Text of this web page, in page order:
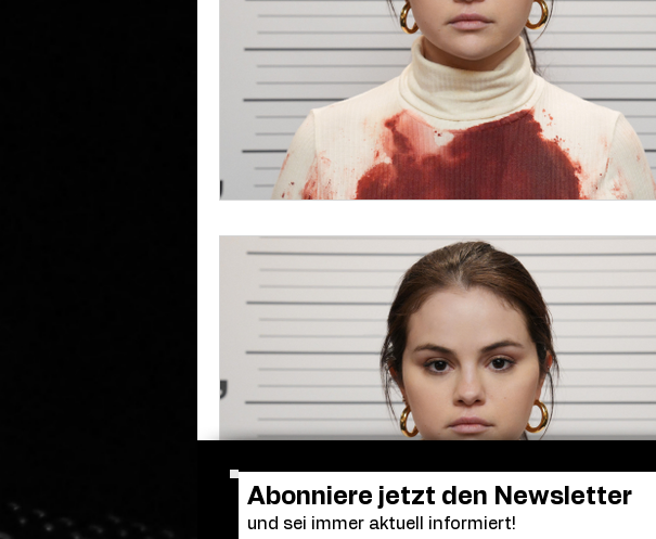
Abonniere jetzt den Newsletter
und sei immer aktuell informiert!